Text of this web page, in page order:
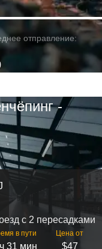
отправление:
-
с 2 пересадками
в пути
31 мин
Цена от
$47